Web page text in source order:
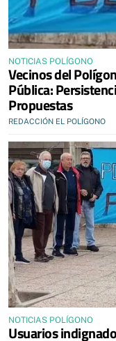
NOTICIAS POLÍGONO
Vecinos del
Pública:
Propuestas
REDACCIÓN EL POLÍGONO
NOTICIAS POLÍGONO
Usuarios